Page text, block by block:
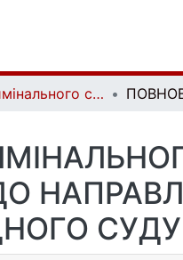
Вісник кримінального судочинства. № 3